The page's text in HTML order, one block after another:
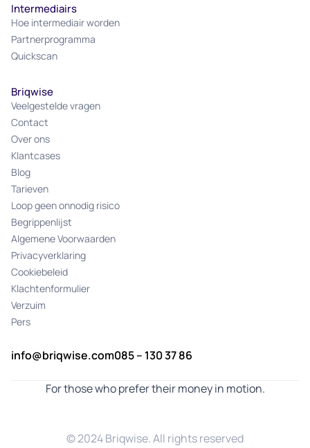
Intermediairs
Hoe intermediair worden
Partnerprogramma
Quickscan
Briqwise
Veelgestelde vragen
Contact
Over ons
Klantcases
Blog
Tarieven
Loop geen onnodig risico
Begrippenlijst
Algemene Voorwaarden
Privacyverklaring
Cookiebeleid
Klachtenformulier
Verzuim
Pers
info@briqwise.com085 – 130 37 86
For those who prefer their money in motion.
© 2024 Briqwise. All rights reserved